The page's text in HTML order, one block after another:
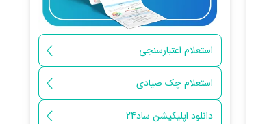
استعلام اعتبارسنجی
استعلام چک صیادی
دانلود اپلیکیشن ساد24